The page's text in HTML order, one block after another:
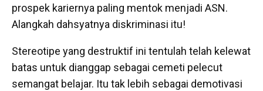
prospek kariernya paling mentok menjadi ASN.
Alangkah dahsyatnya diskriminasi itu!
Stereotipe yang destruktif ini tentulah telah kelewat
batas untuk dianggap sebagai cemeti pelecut
semangat belajar. Itu tak lebih sebagai demotivasi